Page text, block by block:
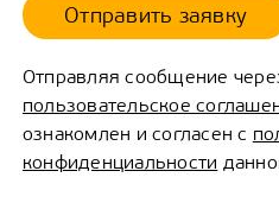
Отправить заявку
Отправляя сообщение
пользовательское
ознакомлен и согласен с
конфиденциальности